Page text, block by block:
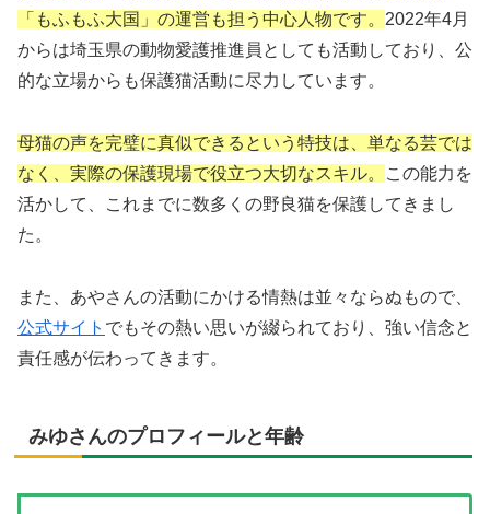
「もふもふ大国」の運営も担う中心人物です。 2022年4月
からは埼玉県の動物愛護推進員としても活動しており、公
的な立場からも保護猫活動に尽力しています。
母猫の声を完璧に真似できるという特技は、単なる芸では
なく、実際の保護現場で役立つ大切なスキル。
この能力を
活かして、これまでに数多くの野良猫を保護してきまし
た。
また、あやさんの活動にかける情熱は並々ならぬもので、
公式サイト でもその熱い思いが綴られており、強い信念と
責任感が伝わってきます。
みゆさんのプロフィールと年齢